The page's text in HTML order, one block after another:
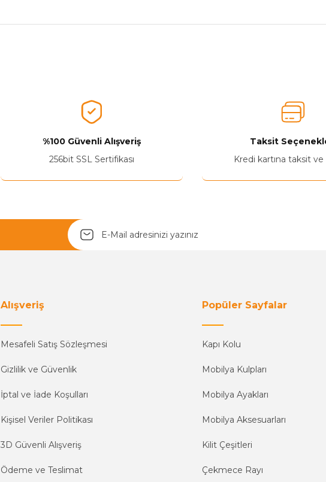
%100 Güvenli Alışveriş
256bit SSL Sertifikası
Taksit
Kredi kartına taksit ve
Alışveriş
Mesafeli Satış Sözleşmesi
Gizlilik ve Güvenlik
İptal ve İade Koşulları
Kişisel Veriler Politikası
3D Güvenli Alışveriş
Ödeme ve Teslimat
Popüler Sayfalar
Kapı Kolu
Mobilya Kulpları
Mobilya Ayakları
Mobilya Aksesuarları
Kilit Çeşitleri
Çekmece Rayı